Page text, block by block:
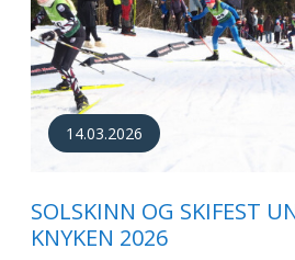
14.03.2026
SOLSKINN OG SKIFEST
KNYKEN 2026